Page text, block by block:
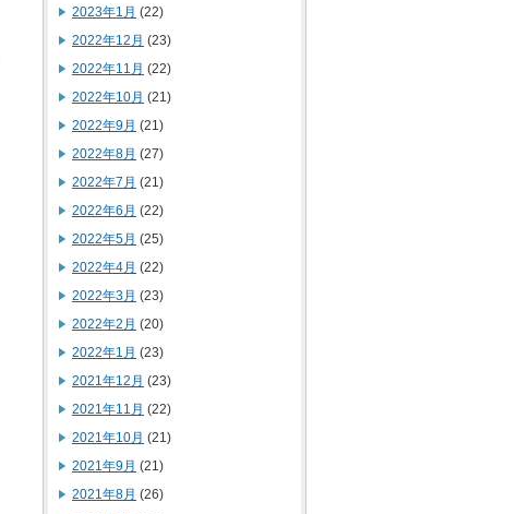
2023年1月 (22)
2022年12月 (23)
2022年11月 (22)
2022年10月 (21)
2022年9月 (21)
2022年8月 (27)
2022年7月 (21)
2022年6月 (22)
2022年5月 (25)
2022年4月 (22)
2022年3月 (23)
2022年2月 (20)
2022年1月 (23)
2021年12月 (23)
2021年11月 (22)
2021年10月 (21)
2021年9月 (21)
2021年8月 (26)